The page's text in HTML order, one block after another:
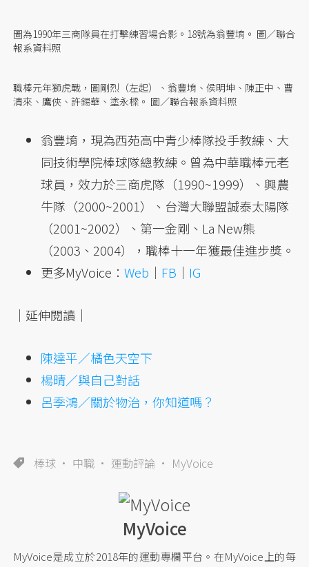
圖為1990年三商隊員在打擊練習場合影。18號為翁豐堉。 圖／聯合
報系資料照
職棒元年獅虎戰，圖剛烈（左起）、翁豐堉、侯明坤、陳正中、曹
清來、鷹俠、許錫華、塗永樑。 圖／聯合報系資料照
翁豐堉，現為西苑高中青少棒隊投手教練、大
同技術學院棒球隊總教練。曾為中華職棒元老
球員，效力於三商虎隊（1990~1999）、興農
牛隊（2000~2001）、台灣大聯盟誠泰太陽隊
（2001~2002）、第一金剛、La New熊
（2003、2004），職棒十一年獲最佳進步獎。
更多MyVoice：Web ｜ FB ｜ IG
｜延伸閱讀｜
陳達平／橘色天空下
楊晴／與自己對話
呂季鴻／關於物治，你知道嗎？
棒球 中職 運動評論 MyVoice
MyVoice
MyVoice是成立於2018年的運動專欄平台。在MyVoice上的每